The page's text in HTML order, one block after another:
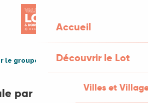
Accueil
Découvrir le Lot
Villes et
le groupe Toufoulcan à Latronquière
par le groupe